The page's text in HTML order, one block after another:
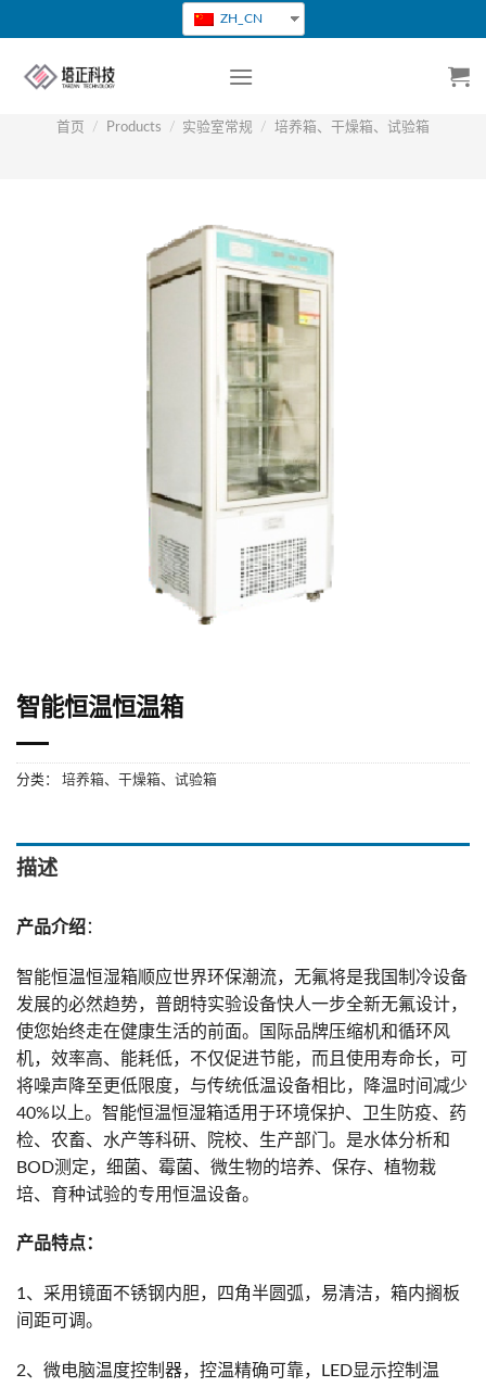
转
ZH_CN
首页 / Products / 实验室常规 / 培养箱、干燥箱、试验箱
智能恒温恒温箱
分类： 培养箱、干燥箱、试验箱
描述
产品介绍：
智能恒温恒湿箱顺应世界环保潮流，无氟将是我国制冷设备
发展的必然趋势，普朗特实验设备快人一步全新无氟设计，
使您始终走在健康生活的前面。国际品牌压缩机和循环风
机，效率高、能耗低，不仅促进节能，而且使用寿命长，可
将噪声降至更低限度，与传统低温设备相比，降温时间减少
40%以上。智能恒温恒湿箱适用于环境保护、卫生防疫、药
检、农畜、水产等科研、院校、生产部门。是水体分析和
BOD测定，细菌、霉菌、微生物的培养、保存、植物栽
培、育种试验的专用恒温设备。
产品特点：
1、采用镜面不锈钢内胆，四角半圆弧，易清洁，箱内搁板
间距可调。
2、微电脑温度控制器，控温精确可靠，LED显示控制温